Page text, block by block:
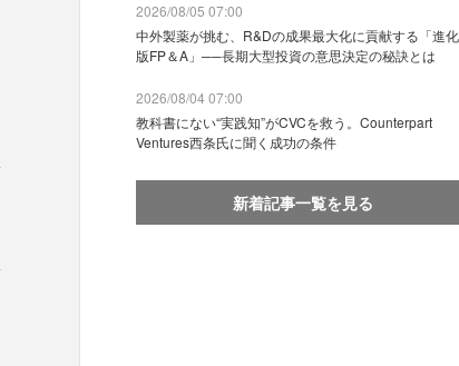
2026/08/05 07:00
中外製薬が挑む、R&Dの成果最大化に貢献する「進化
版FP＆A」──長期大型投資の意思決定の秘訣とは
2026/08/04 07:00
教科書にない“実践知”がCVCを救う。Counterpart
Ventures西条氏に聞く成功の条件
新着記事一覧を見る